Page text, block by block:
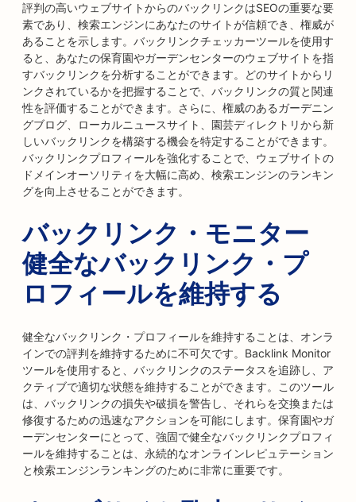
評判の高いウェブサイトからのバックリンクはSEOの重要な要
素であり、検索エンジンにあなたのサイトが信頼でき、権威が
あることを示します。バックリンクチェッカーツールを使用す
ると、あなたの保育園やガーデンセンターのウェブサイトを指
すバックリンクを分析することができます。どのサイトからリ
ンクされているかを把握することで、バックリンクの質と関連
性を評価することができます。さらに、権威のあるガーデニン
グブログ、ローカルニュースサイト、園芸ディレクトリから新
しいバックリンクを構築する機会を特定することができます。
バックリンクプロフィールを強化することで、ウェブサイトの
ドメインオーソリティを大幅に高め、検索エンジンのランキン
グを向上させることができます。
バックリンク・モニター
健全なバックリンク・プ
ロフィールを維持する
健全なバックリンク・プロフィールを維持することは、オンラ
インでの評判を維持するために不可欠です。Backlink Monitor
ツールを使用すると、バックリンクのステータスを追跡し、ア
クティブで適切な状態を維持することができます。このツール
は、バックリンクの損失や破損を警告し、それらを交換または
修復するための迅速なアクションを可能にします。保育園やガ
ーデンセンターにとって、強固で健全なバックリンクプロフィ
ールを維持することは、永続的なオンラインレピュテーション
と検索エンジンランキングのために非常に重要です。